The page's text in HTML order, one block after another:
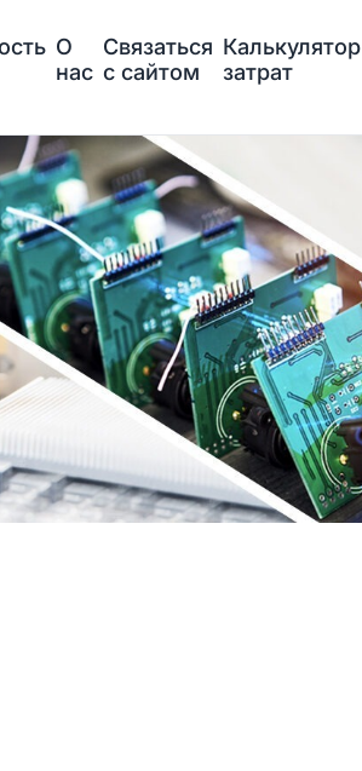
О
нас
Связаться
с сайтом
Калькулятор
затрат